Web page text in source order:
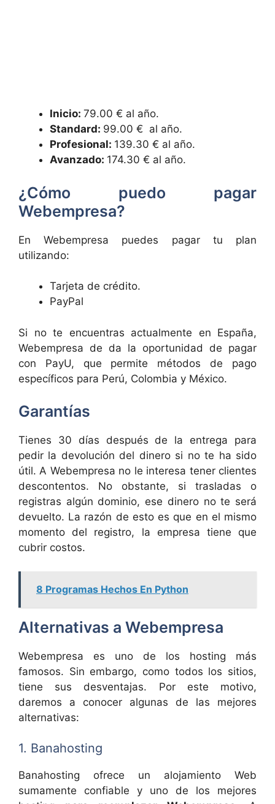
Inicio: 79.00 € al año.
Standard: 99.00 € al año.
Profesional: 139.30 € al año.
Avanzado: 174.30 € al año.
¿Cómo puedo pagar
Webempresa?
En Webempresa puedes pagar tu plan
utilizando:
Tarjeta de crédito.
PayPal
Si no te encuentras actualmente en España,
Webempresa de da la oportunidad de pagar
con PayU, que permite métodos de pago
específicos para Perú, Colombia y México.
Garantías
Tienes 30 días después de la entrega para
pedir la devolución del dinero si no te ha sido
útil. A Webempresa no le interesa tener clientes
descontentos. No obstante, si trasladas o
registras algún dominio, ese dinero no te será
devuelto. La razón de esto es que en el mismo
momento del registro, la empresa tiene que
cubrir costos.
8 Programas Hechos En Python
Alternativas a Webempresa
Webempresa es uno de los hosting más
famosos. Sin embargo, como todos los sitios,
tiene sus desventajas. Por este motivo,
daremos a conocer algunas de las mejores
alternativas:
1. Banahosting
Banahosting ofrece un alojamiento Web
sumamente confiable y uno de los mejores